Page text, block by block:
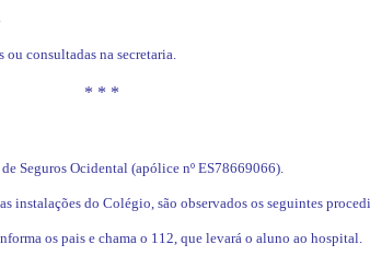
ou consultadas na secretaria.
* * *
Seguros Ocidental (apólice nº ES78669066).
instalações do Colégio, são observados os seguintes
os pais e chama o 112, que levará o aluno ao hospital.